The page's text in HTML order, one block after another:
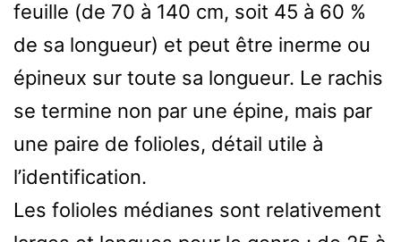
feuille (de 70 à 140 cm, soit 45 à 60 %
de sa longueur) et peut être inerme ou
épineux sur toute sa longueur. Le rachis
se termine non par une épine, mais par
une paire de folioles, détail utile à
l’identification.
Les folioles médianes sont relativement